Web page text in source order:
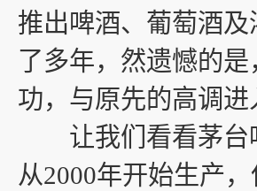
推出啤酒、葡萄酒
了多年，然遗憾的
功，与原先的高调
让我们看看茅台
从2000年开始生产